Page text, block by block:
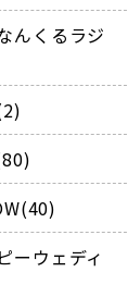
んくるラジ
ーウェディ